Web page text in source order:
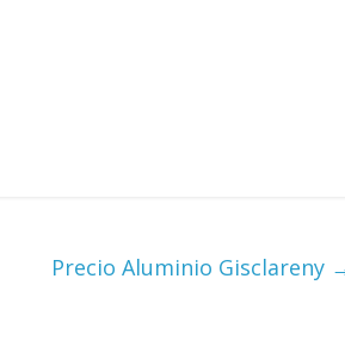
Precio Aluminio Gisclareny